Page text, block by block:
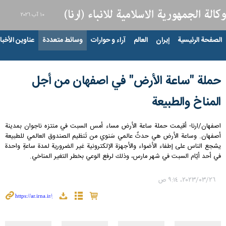
١٠ آب ٢٠٢٦
الصفحة الرئيسية إيران العالم آراء و حوارات وسائط متعددة عناوين
حملة "ساعة الأرض" في اصفهان من أجل
المناخ والطبيعة
اصفهان/ارنا- أقیمت حملة ساعة الأرض مساء أمس السبت في منتزه ناجوان بمدینة
أصفهان. وساعة الأرض هي حدثٌ عالمي سَنوي من تَنظيم الصندوق العالمي للطبيعة
يشجع الناس على إطفاء الأضواء والأجهزة الإلكترونية غير الضرورية لمدة ساعةٍ واحدة
في أحد أيّام السبت في شهر مارس، وذلك لرفع الوعي بخطر التغير المناخي.
٢٦‏/٠٣‏/٢٠٢٣، ٩:١٤ ص